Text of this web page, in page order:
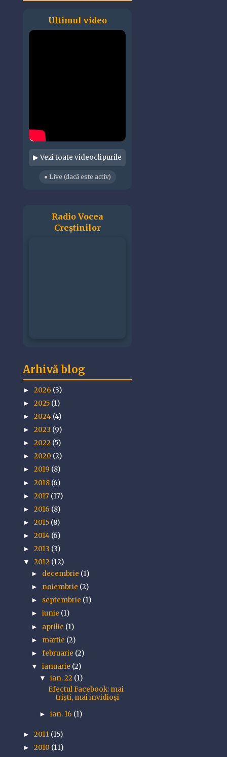
Ultimul video
▶ Vezi toate videoclipurile
● Live (dacă este activ)
Radio Vocea
Creștinilor
Arhivă blog
► 2026 (3)
► 2025 (1)
► 2024 (4)
► 2023 (9)
► 2022 (5)
► 2020 (2)
► 2019 (8)
► 2018 (6)
► 2017 (17)
► 2016 (8)
► 2015 (8)
► 2014 (6)
► 2013 (3)
▼ 2012 (12)
► decembrie (1)
► noiembrie (2)
► septembrie (1)
►iunie (1)
► aprilie (1)
► martie (2)
►februarie (2)
▼ianuarie (2)
▼ian. 22 (1)
Efectul Facebook: mai
triști, mai invidioși
►ian. 16 (1)
► 2011 (15)
► 2010 (11)